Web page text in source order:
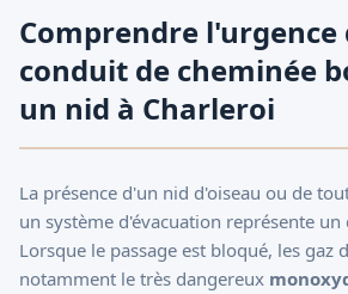
Comprendre l'urgence
conduit de cheminée
un nid à Charleroi
La présence d'un nid d'oiseau ou de
un système d'évacuation représente
Lorsque le passage est bloqué, les gaz
notamment le très dangereux